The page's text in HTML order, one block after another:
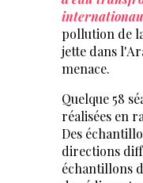
pollution de
jette dans
menace.
Quelque 58
réalisées en
Des
directions
échantillons